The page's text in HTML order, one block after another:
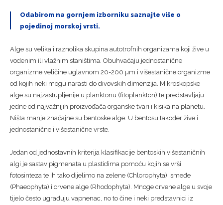
Odabirom na gornjem izborniku saznajte više o
pojedinoj morskoj vrsti.
Alge su velika i raznolika skupina autotrofnih organizama koji žive u
vodenim ili vlažnim staništima. Obuhvaćaju jednostanične
organizme veličine uglavnom 20-200 µm i višestanične organizme
od kojih neki mogu narasti do divovskih dimenzija. Mikroskopske
alge su najzastupljenije u planktonu (fitoplankton) te predstavljaju
jedne od najvažnijih proizvođača organske tvari i kisika na planetu.
Ništa manje značajne su bentoske alge. U bentosu također žive i
jednostanične i višestanične vrste.
Jedan od jednostavnih kriterija klasifikacije bentoskih višestaničnih
algi je sastav pigmenata u plastidima pomoću kojih se vrši
fotosinteza te ih tako dijelimo na zelene (Chlorophyta), smeđe
(Phaeophyta) i crvene alge (Rhodophyta). Mnoge crvene alge u svoje
tijelo često ugrađuju vapnenac, no to čine i neki predstavnici iz